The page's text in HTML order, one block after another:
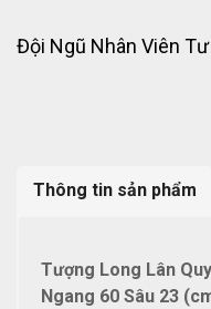
Đội Ngũ Nhân Viên
Thông tin sản phẩm
Tượng Long Lân
Ngang 60 Sâu 23